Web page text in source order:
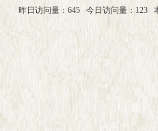
昨日访问量：645 今日访问量：123